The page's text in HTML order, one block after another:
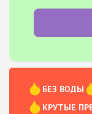
БЕЗ ВОДЫ
КРУТЫЕ